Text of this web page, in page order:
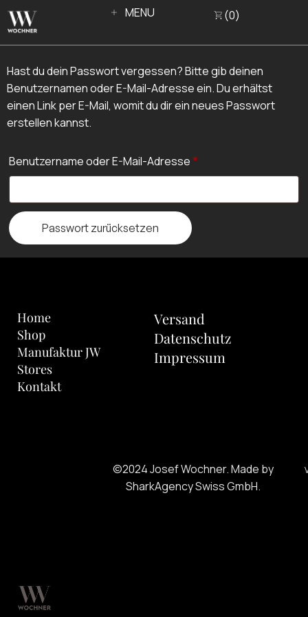
MENU 0
Hast du dein Passwort vergessen? Bitte gib deinen
Benutzernamen oder E-Mail-Adresse ein. Du erhältst
einen Link per E-Mail, womit du dir ein neues Passwort
erstellen kannst.
Benutzername oder E-Mail-Adresse*
Passwort zurücksetzen
Home
Shop
Manufaktur JW
Stores
Kontakt
Versand
Datenschutz
Impressum
©2024 Josef Wochner. Made by
SharkAgency Swiss GmbH.